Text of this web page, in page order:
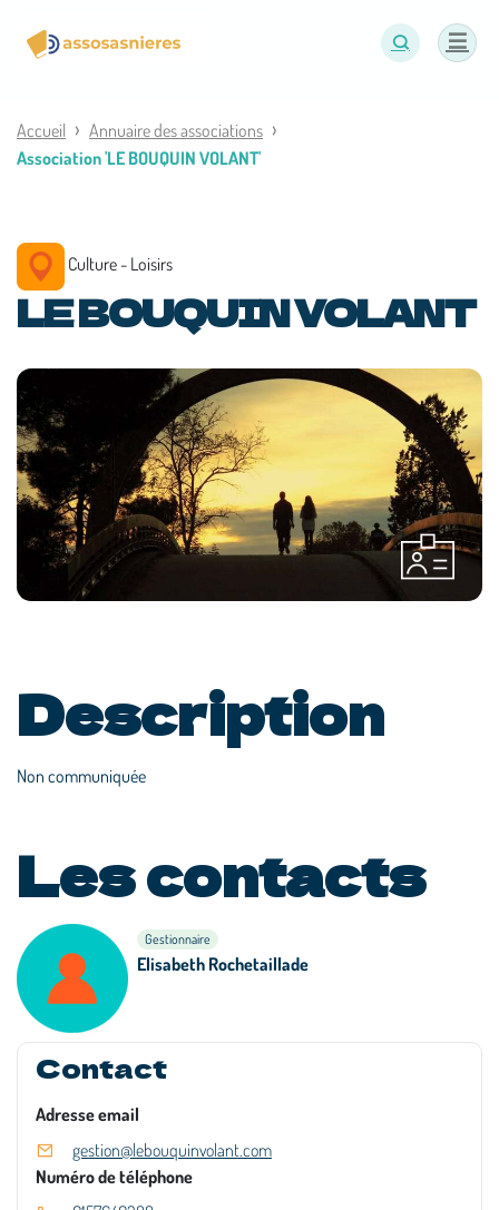
Accueil
Annuaire des associations
Association 'LE BOUQUIN VOLANT'
Culture - Loisirs
LE BOUQUIN VOLANT
Description
Non communiquée
Les contacts
Gestionnaire
Elisabeth Rochetaillade
Contact
Adresse email
gestion@lebouquinvolant.com
Numéro de téléphone